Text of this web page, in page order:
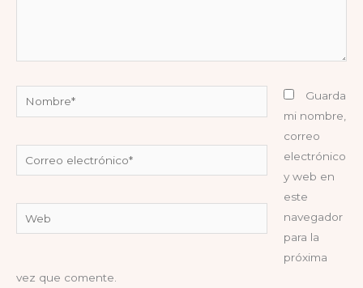
Nombre*
electrónico*
Guarda
mi nombre,
correo
electrónico
y web en
este
navegador
para la
próxima
vez que comente.